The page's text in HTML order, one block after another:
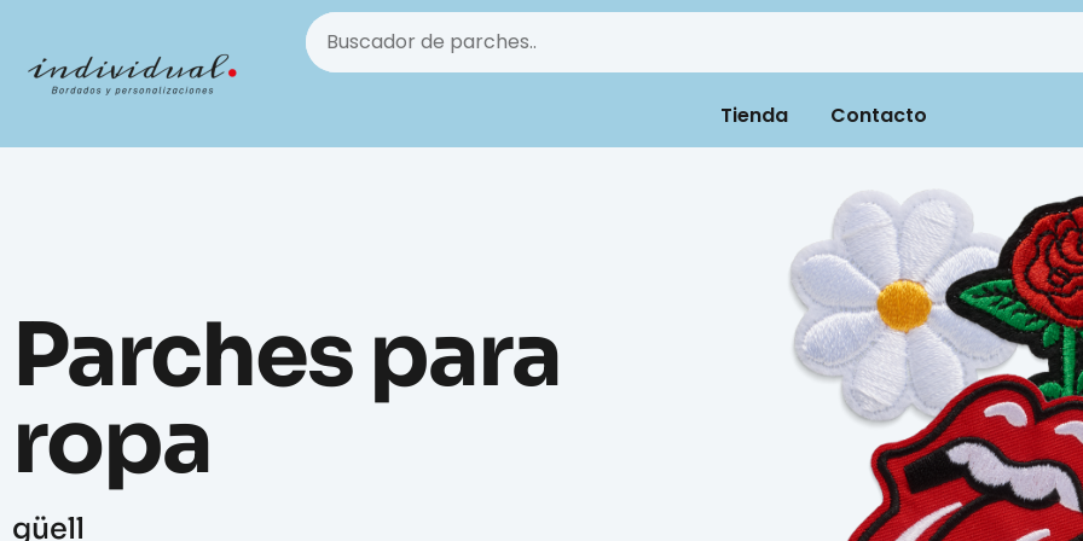
Tienda Contacto
Parches para
ropa
güell